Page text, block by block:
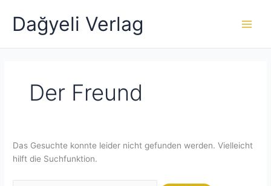
Inhalt
springen
Dağyeli Verlag
Der Freund
Das Gesuchte konnte leider nicht gefunden werden. Vielleicht
hilft die Suchfunktion.